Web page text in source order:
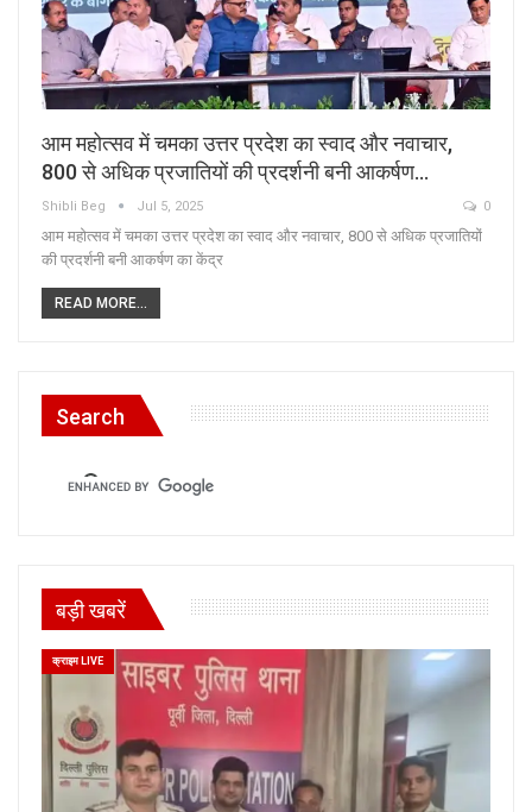
आम महोत्सव में चमका उत्तर प्रदेश का स्वाद और नवाचार,
800 से अधिक प्रजातियों की प्रदर्शनी बनी आकर्षण…
Shibli Beg Jul 5, 2025 0
आम महोत्सव में चमका उत्तर प्रदेश का स्वाद और नवाचार, 800 से अधिक प्रजातियों
की प्रदर्शनी बनी आकर्षण का केंद्र
READ MORE...
Search
बड़ी खबरें
क्राइम LIVE